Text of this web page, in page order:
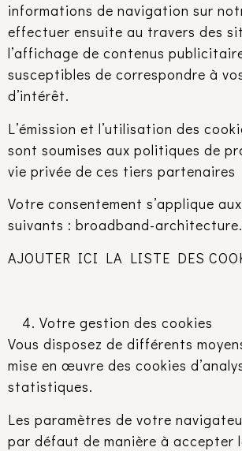
informations de navigation sur
effectuer ensuite au travers des
l’affichage de contenus
susceptibles de correspondre à
d’intérêt.
L’émission et l’utilisation des
sont soumises aux politiques de
vie privée de ces tiers partenaires
Votre consentement s’applique
suivants : broadband-
AJOUTER ICI LA LISTE DES
Votre gestion des cookies
Vous disposez de différents
mise en œuvre des cookies
statistiques.
Les paramètres de votre
par défaut de manière à accepter